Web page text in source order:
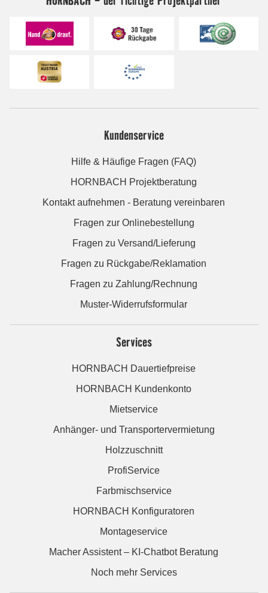
Kundenservice
Hilfe & Häufige Fragen (FAQ)
HORNBACH Projektberatung
Kontakt aufnehmen - Beratung vereinbaren
Fragen zur Onlinebestellung
Fragen zu Versand/Lieferung
Fragen zu Rückgabe/Reklamation
Fragen zu Zahlung/Rechnung
Muster-Widerrufsformular
Services
HORNBACH Dauertiefpreise
HORNBACH Kundenkonto
Mietservice
Anhänger- und Transportervermietung
Holzzuschnitt
ProfiService
Farbmischservice
HORNBACH Konfiguratoren
Montageservice
Macher Assistent – KI-Chatbot Beratung
Noch mehr Services